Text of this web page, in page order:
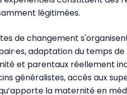
légitimées.
de changement
adaptation du temps
et parentaux réellement
généralistes, accès aux
la maternité en